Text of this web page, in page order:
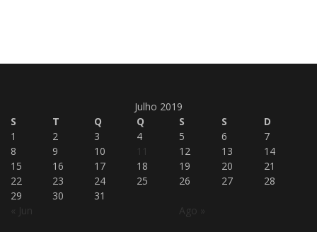
Julho 2019
S
T Q Q S S D
« Jun Ago »
1 2 3 4 5 6
7
8
9 10 11 12 13
14
15
16 17 18 19 20
21
22
23 24 25 26 27
28
29
30 31